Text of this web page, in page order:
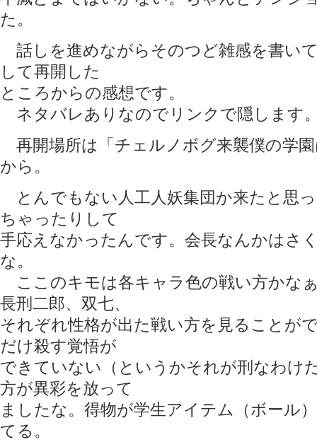
た。
話しを進めながらそのつど雑感を書い
して再開した
ところからの感想です。
ネタバレありなのでリンクで隠します
再開場所は「チェルノボグ来襲僕の学
から。
とんでもない人工人妖集団か来たと思
ちゃったりして
手応えなかったんです。会長なんかはさ
な。
ここのキモは各キャラ色の戦い方かな
長刑二郎、双七、
それぞれ性格が出た戦い方を見ることが
だけ殺す覚悟が
できていない（というかそれが刑なわけ
方が異彩を放って
ましたな。得物が学生アイテム（ボール
てる。